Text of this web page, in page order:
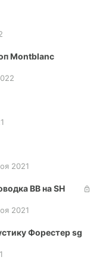
Montblanc
2021
ВВ на SH
2021
Форестер sg